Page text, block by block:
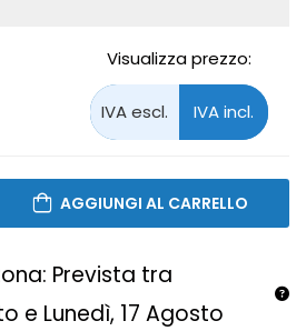
Visualizza prezzo:
AGGIUNGI AL CARRELLO
Prevista tra
e Lunedì, 17 Agosto